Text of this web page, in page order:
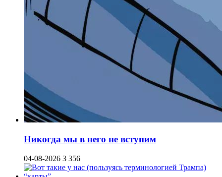
Никогда мы в него не вступим
04-08-2026 3 356